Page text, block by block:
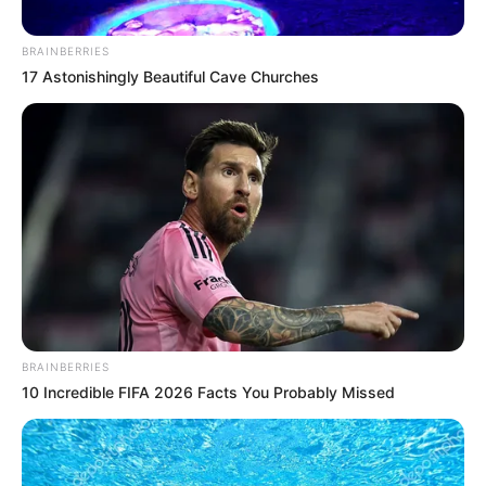
“En los últimos 12 meses se han capturado más de 200
personas vinculadas a estas organizaciones”, aseguró el
cerca de 90 capturas en Bogotá, muchas de ellas en
flagrancia.
Pese a estas acciones, advirtió que
reorganizan rápidamente, lo que obliga a una
intervención integral más allá del aumento de
uniformados. “En lugares como San Bernardo tenemos
que trabajar también en integración social, manejo del
espacio público y atención al habitante de calle”, explicó.
No deje de leer:Negocio que lo libera del pico y placa
tendría sorpresa: ¿realmente vale la pena?
Subregistro de delitos y percepción
ciudadana
BRAINBERRIES
17 Astonishingly Beautiful Cave Churches
BRAINBERRIES
10 Incredible FIFA 2026 Facts You Probably Missed